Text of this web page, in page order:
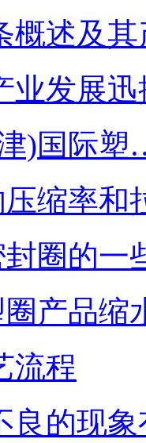
概述及
业发展
)国际
缩率和
圈的一
圈产品
流程
良的现